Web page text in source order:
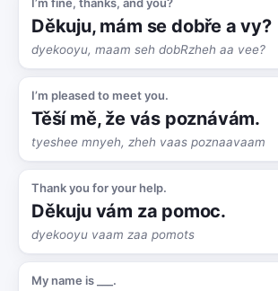
Děkuju, mám se dobře a vy?
dyekooyu, maam seh dobRzheh aa vee?
I’m pleased to meet you.
Těší mě, že vás poznávám.
tyeshee mnyeh, zheh vaas poznaavaam
Thank you for your help.
Děkuju vám za pomoc.
dyekooyu vaam zaa pomots
My name is ___.